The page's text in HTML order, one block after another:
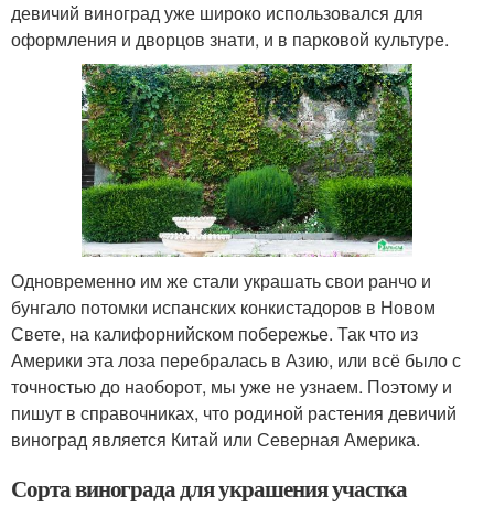
девичий виноград уже широко использовался для
оформления и дворцов знати, и в парковой культуре.
Одновременно им же стали украшать свои ранчо и
бунгало потомки испанских конкистадоров в Новом
Свете, на калифорнийском побережье. Так что из
Америки эта лоза перебралась в Азию, или всё было с
точностью до наоборот, мы уже не узнаем. Поэтому и
пишут в справочниках, что родиной растения девичий
виноград является Китай или Северная Америка.
Сорта винограда для украшения участка